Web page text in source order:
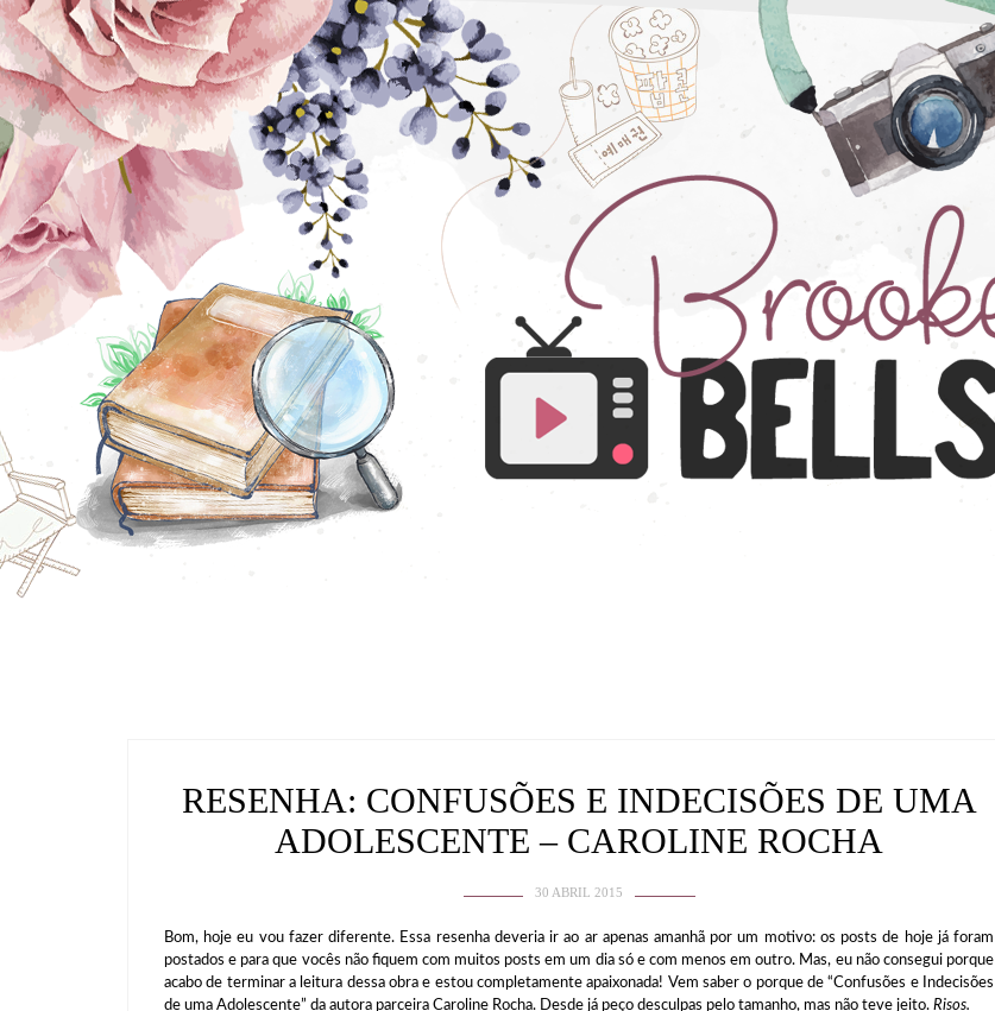
RESENHA: CONFUSÕES E INDECISÕES DE UMA
ADOLESCENTE – CAROLINE ROCHA
30 ABRIL 2015
Bom, hoje eu vou fazer diferente. Essa resenha deveria ir ao ar apenas amanhã por um motivo: os posts de hoje já foram
postados e para que vocês não fiquem com muitos posts em um dia só e com menos em outro. Mas, eu não consegui porque
acabo de terminar a leitura dessa obra e estou completamente apaixonada! Vem saber o porque de “Confusões e Indecisões
de uma Adolescente” da autora parceira Caroline Rocha. Desde já peço desculpas pelo tamanho, mas não teve jeito. Risos.